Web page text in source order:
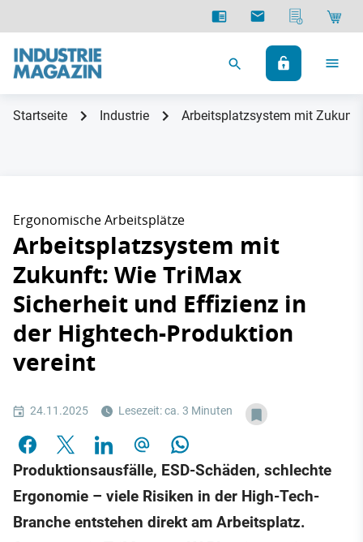
Startseite Industrie Arbeitsplatzsystem mit
Ergonomische Arbeitsplätze
Arbeitsplatzsystem mit
Zukunft: Wie TriMax
Sicherheit und Effizienz in
der Hightech-Produktion
vereint
24.11.2025 Lesezeit: ca. 3 Minuten
Produktionsausfälle, ESD-Schäden, schlechte
Ergonomie – viele Risiken in der High-Tech-
Branche entstehen direkt am Arbeitsplatz.